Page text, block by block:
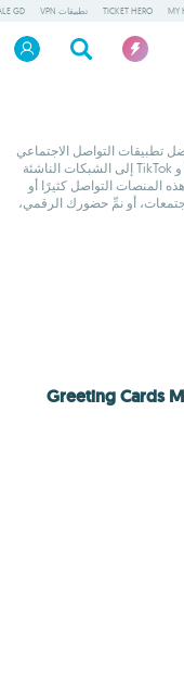
MY
TICKET HERO تطبيقات VPN GD
تطبيقات التواصل الاجتماعي
وتابع كل ما يحدث من حولك. من عمالقة مثل Instagram و TikTok إلى الشبكات الناشئة
المنصات التواصل كثيرًا أو
أو نمِّ حضورك الرقمي،
Greeting Cards